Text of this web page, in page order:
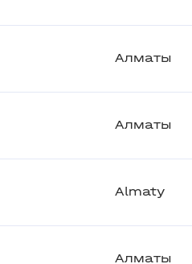
Алматы
Алматы
Almaty
Алматы